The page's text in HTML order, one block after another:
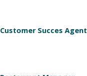
Customer Succes Agent